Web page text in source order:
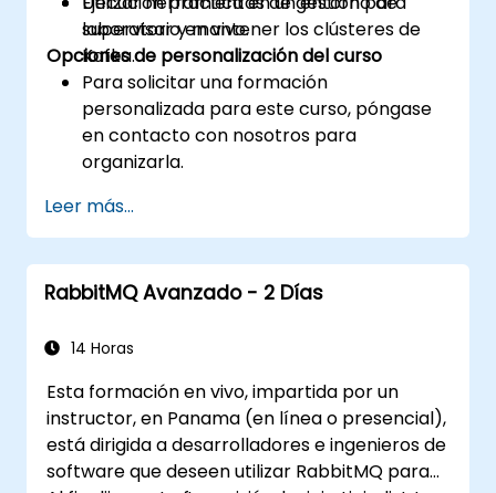
supervisar y mantener los clústeres de
Kafka.
laboratorio en vivo.
Opciones de personalización del curso
Para solicitar una formación
personalizada para este curso, póngase
en contacto con nosotros para
organizarla.
Leer más...
RabbitMQ Avanzado - 2 Días
14 Horas
Esta formación en vivo, impartida por un
instructor, en Panama (en línea o presencial),
está dirigida a desarrolladores e ingenieros de
software que deseen utilizar RabbitMQ para